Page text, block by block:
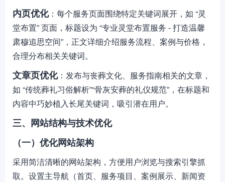
内页优化：每个服务页面围绕特定关键词展开，如 “灵
堂布置” 页面，标题设为 “专业灵堂布置服务 - 打造温馨
肃穆追思空间”，正文详细介绍服务流程、案例与价格，
合理分布相关关键词。
文章页优化：发布与丧葬文化、服务指南相关的文章，
如 “传统葬礼习俗解析”“骨灰安葬的礼仪规范”，在标题和
内容中巧妙植入长尾关键词，吸引潜在用户。
三、网站结构与技术优化
（一）优化网站架构
采用简洁清晰的网站架构，方便用户浏览与搜索引擎抓
取。设置主导航（首页、服务项目、案例展示、新闻资